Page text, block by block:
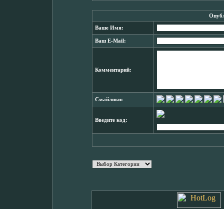
Ваше Имя:
Ваш E-Mail:
Комментарий:
Смайлики:
Введите код: